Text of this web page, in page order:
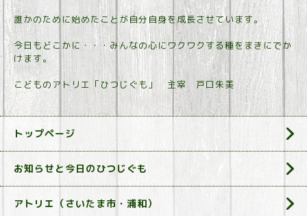
誰かのために始めたことが自分自身を成長させています。
今日もどこかに・・・みんなの心にワクワクする種をまきにでか
けます。
こどものアトリエ「ひつじぐも」 主宰 戸口朱美
トップページ
お知らせと今日のひつじぐも
アトリエ（さいたま市・浦和）